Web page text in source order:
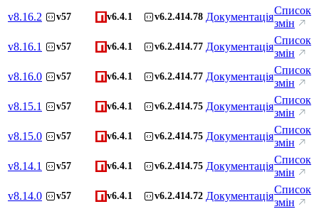
v8.16.2 v57 v6.4.1 v6.2.414.78 Документація
Список
змін
v8.16.1 v57 v6.4.1 v6.2.414.77 Документація
Список
змін
v8.16.0 v57 v6.4.1 v6.2.414.77 Документація
Список
змін
v8.15.1 v57 v6.4.1 v6.2.414.75 Документація
Список
змін
v8.15.0 v57 v6.4.1 v6.2.414.75 Документація
Список
змін
v8.14.1 v57 v6.4.1 v6.2.414.75 Документація
Список
змін
v8.14.0 v57 v6.4.1 v6.2.414.72 Документація
Список
змін